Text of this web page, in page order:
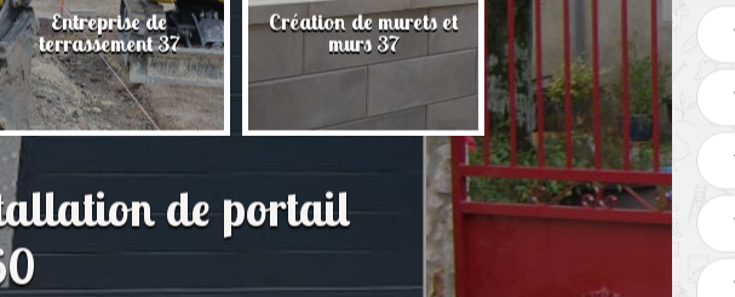
Entreprise de
terrassement 37
Création de murets et
murs 37
Installation de clôture
37
de portail